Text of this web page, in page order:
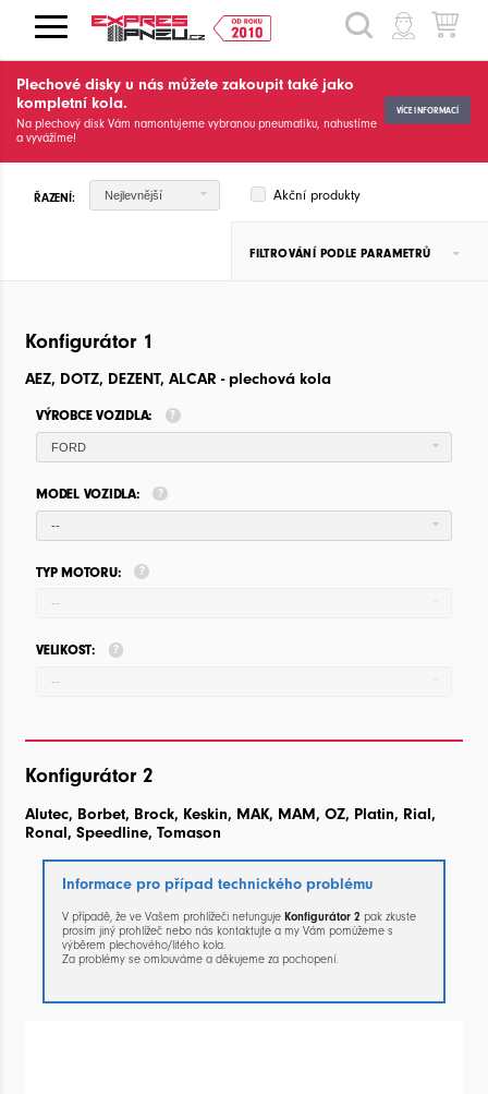
HLEDAT
Plechové disky u nás můžete zakoupit také jako
kompletní kola.
Na plechový disk Vám namontujeme vybranou pneumatiku, nahustíme
a vyvážíme!
VÍCE INFORMACÍ
ŘAZENÍ: Nejlevnější Akční produkty
FILTROVÁNÍ PODLE PARAMETRŮ
Konfigurátor 1
AEZ, DOTZ, DEZENT, ALCAR - plechová kola
VÝROBCE VOZIDLA:
FORD
MODEL VOZIDLA:
--
TYP MOTORU:
--
VELIKOST:
--
Konfigurátor 2
Alutec, Borbet, Brock, Keskin, MAK, MAM, OZ, Platin, Rial,
Ronal, Speedline, Tomason
Informace pro případ technického problému
V případě, že ve Vašem prohlížeči nefunguje Konfigurátor 2 pak zkuste
prosím jiný prohlížeč nebo nás kontaktujte a my Vám pomůžeme s
výběrem plechového/litého kola.
Za problémy se omlouváme a děkujeme za pochopení.